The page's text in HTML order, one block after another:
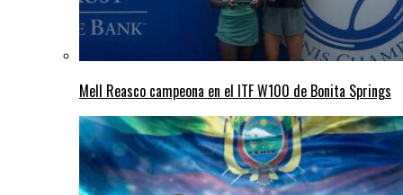
Mell Reasco campeona en el ITF W100 de Bonita Springs